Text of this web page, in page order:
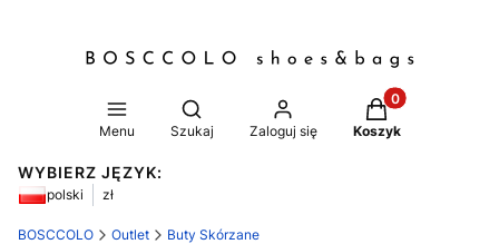
Menu
Otwórz wyszukiwarkę
Szukaj Zaloguj się
Produkty w
Koszyk
WYBIERZ JĘZYK:
polski zł
BOSCCOLO Outlet Buty Skórzane